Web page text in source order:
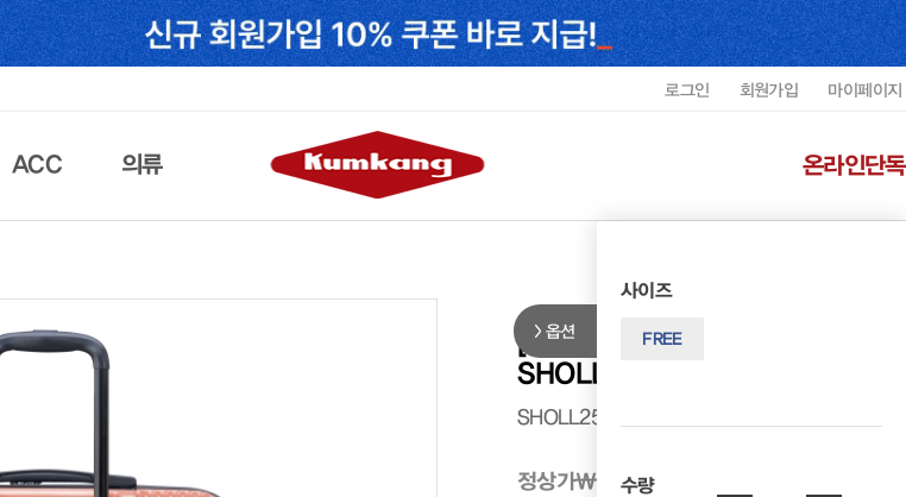
로그인 회원가입 마이페이지
ACC 의류 온라인단독
옵션
사이즈
FREE
수량
[DELSEY] 오필리아 M 수화물 캐
SHOLL2583UDELE4
SHOLL2583UDELE4
정상가₩ 279,000